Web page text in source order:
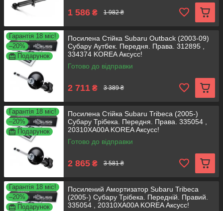
1 586 ₴ 1 982 ₴
Гарантія 18 міс!
–20%
Подарунок
Посилена Стійка Subaru Outback (2003-09)
Субару Аутбек. Передня. Права. 312895 ,
334374 KOREA Аксусс!
Готово до відправки
2 711 ₴ 3 389 ₴
Гарантія 18 міс!
–20%
Подарунок
Посилена Стійка Subaru Tribeca (2005-)
Субару Трібека. Передня. Права. 335054 ,
20310XA00A KOREA Аксусс!
Готово до відправки
2 865 ₴ 3 581 ₴
Гарантія 18 міс!
–20%
Подарунок
Посилений Амортизатор Subaru Tribeca
(2005-) Субару Трібека. Передній. Правий.
335054 , 20310XA00A KOREA Аксусс!